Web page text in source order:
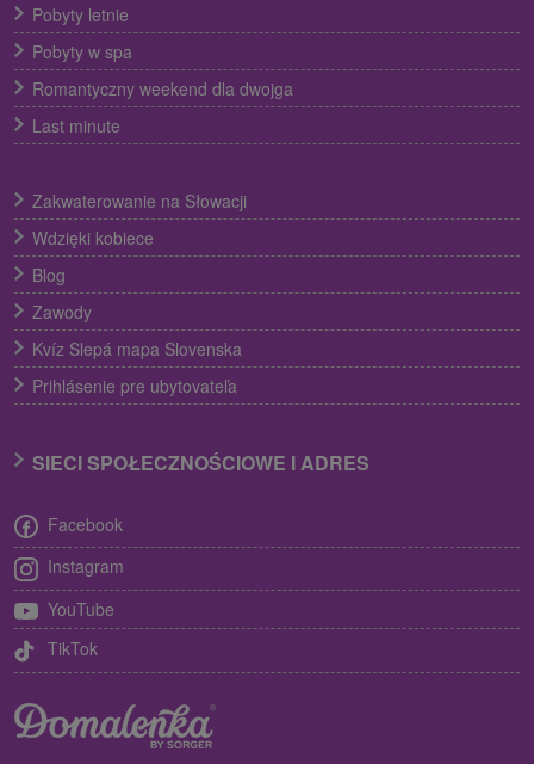
Pobyty letnie
Pobyty w spa
Romantyczny weekend dla dwojga
Last minute
Zakwaterowanie na Słowacji
Wdzięki kobiece
Blog
Zawody
Kvíz Slepá mapa Slovenska
Prihlásenie pre ubytovateľa
SIECI SPOŁECZNOŚCIOWE I ADRES
Facebook
Instagram
YouTube
TikTok